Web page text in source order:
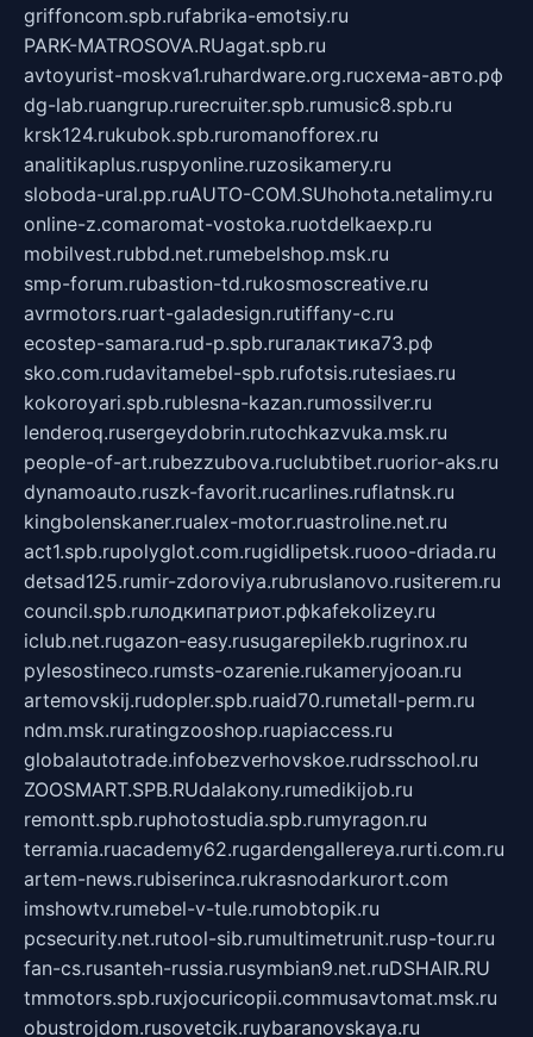
griffoncom.spb.rufabrika-emotsiy.ru
PARK-MATROSOVA.RUagat.spb.ru
avtoyurist-moskva1.ruhardware.org.ruсхема-авто.рф
dg-lab.ruangrup.rurecruiter.spb.rumusic8.spb.ru
krsk124.rukubok.spb.ruromanofforex.ru
analitikaplus.ruspyonline.ruzosikamery.ru
sloboda-ural.pp.ruAUTO-COM.SUhohota.netalimy.ru
online-z.comaromat-vostoka.ruotdelkaexp.ru
mobilvest.rubbd.net.rumebelshop.msk.ru
smp-forum.rubastion-td.rukosmoscreative.ru
avrmotors.ruart-galadesign.rutiffany-c.ru
ecostep-samara.rud-p.spb.ruгалактика73.рф
sko.com.rudavitamebel-spb.rufotsis.rutesiaes.ru
kokoroyari.spb.rublesna-kazan.rumossilver.ru
lenderoq.rusergeydobrin.rutochkazvuka.msk.ru
people-of-art.rubezzubova.ruclubtibet.ruorior-aks.ru
dynamoauto.ruszk-favorit.rucarlines.ruflatnsk.ru
kingbolenskaner.rualex-motor.ruastroline.net.ru
act1.spb.rupolyglot.com.rugidlipetsk.ruooo-driada.ru
detsad125.rumir-zdoroviya.rubruslanovo.rusiterem.ru
council.spb.ruлодкипатриот.рфkafekolizey.ru
iclub.net.rugazon-easy.rusugarepilekb.rugrinox.ru
pylesostineco.rumsts-ozarenie.rukameryjooan.ru
artemovskij.rudopler.spb.ruaid70.rumetall-perm.ru
ndm.msk.ruratingzooshop.ruapiaccess.ru
globalautotrade.infobezverhovskoe.rudrsschool.ru
ZOOSMART.SPB.RUdalakony.rumedikijob.ru
remontt.spb.ruphotostudia.spb.rumyragon.ru
terramia.ruacademy62.rugardengallereya.rurti.com.ru
artem-news.rubiserinca.rukrasnodarkurort.com
imshowtv.rumebel-v-tule.rumobtopik.ru
pcsecurity.net.rutool-sib.rumultimetrunit.rusp-tour.ru
fan-cs.rusanteh-russia.rusymbian9.net.ruDSHAIR.RU
tmmotors.spb.ruxjocuricopii.commusavtomat.msk.ru
obustrojdom.rusovetcik.ruybaranovskaya.ru